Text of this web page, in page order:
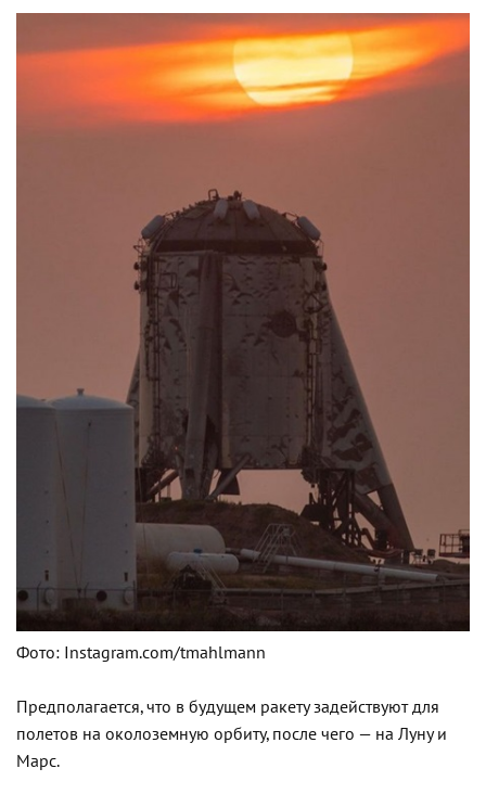
Фото: Instagram.com/tmahlmann
Предполагается, что в будущем ракету задействуют для
полетов на околоземную орбиту, после чего — на Луну и
Марс.